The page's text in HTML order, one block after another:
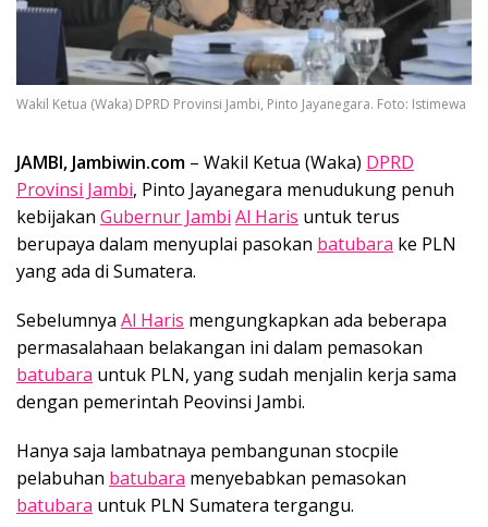
Wakil Ketua (Waka) DPRD Provinsi Jambi, Pinto Jayanegara. Foto: Istimewa
JAMBI, Jambiwin.com – Wakil Ketua (Waka) DPRD
Provinsi Jambi, Pinto Jayanegara menudukung penuh
kebijakan Gubernur Jambi Al Haris untuk terus
berupaya dalam menyuplai pasokan batubara ke PLN
yang ada di Sumatera.
Sebelumnya Al Haris mengungkapkan ada beberapa
permasalahaan belakangan ini dalam pemasokan
batubara untuk PLN, yang sudah menjalin kerja sama
dengan pemerintah Peovinsi Jambi.
Hanya saja lambatnaya pembangunan stocpile
pelabuhan batubara menyebabkan pemasokan
batubara untuk PLN Sumatera tergangu.